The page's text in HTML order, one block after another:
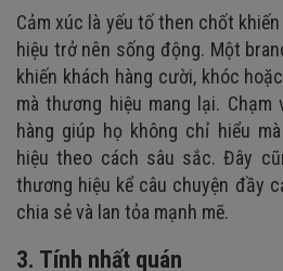
Cảm xúc là yếu tố then chốt
hiệu trở nên sống động. Một
khiến khách hàng cười, khóc
mà thương hiệu mang lại. Chạm
hàng giúp họ không chỉ hiểu
hiệu theo cách sâu sắc. Đây
thương hiệu kể câu chuyện đầy
chia sẻ và lan tỏa mạnh mẽ.
3. Tính nhất quán